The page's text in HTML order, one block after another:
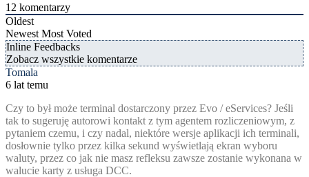
12 komentarzy
Oldest
Newest Most Voted
Inline Feedbacks
Zobacz wszystkie komentarze
Tomala
6 lat temu
Czy to był może terminal dostarczony przez Evo / eServices? Jeśli
tak to sugeruję autorowi kontakt z tym agentem rozliczeniowym, z
pytaniem czemu, i czy nadal, niektóre wersje aplikacji ich terminali,
dosłownie tylko przez kilka sekund wyświetlają ekran wyboru
waluty, przez co jak nie masz refleksu zawsze zostanie wykonana w
walucie karty z usługa DCC.